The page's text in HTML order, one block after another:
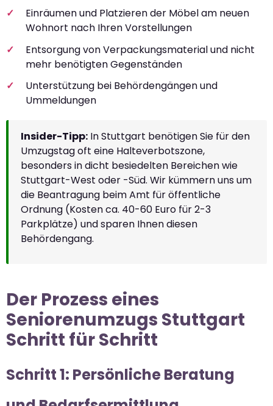
Einräumen und Platzieren der Möbel am neuen
Wohnort nach Ihren Vorstellungen
Entsorgung von Verpackungsmaterial und nicht
mehr benötigten Gegenständen
Unterstützung bei Behördengängen und
Ummeldungen
Insider-Tipp: In Stuttgart benötigen Sie für den
Umzugstag oft eine Halteverbotszone,
besonders in dicht besiedelten Bereichen wie
Stuttgart-West oder -Süd. Wir kümmern uns um
die Beantragung beim Amt für öffentliche
Ordnung (Kosten ca. 40-60 Euro für 2-3
Parkplätze) und sparen Ihnen diesen
Behördengang.
Der Prozess eines
Seniorenumzugs Stuttgart
Schritt für Schritt
Schritt 1: Persönliche Beratung